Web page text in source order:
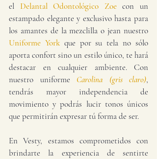
el Delantal Odontológico Zoe con un
estampado elegante y exclusivo hasta para
Uniforme York que por su tela no sólo
aporta confort sino un estilo único, te hará
destacar en cualquier ambiente. Con
nuestro uniforme Carolina (gris claro),
tendrás mayor independencia de
movimiento y podrás lucir tonos únicos
que permitirán expresar tú forma de ser.
En Vesty, estamos comprometidos con
brindarte la experiencia de sentirte